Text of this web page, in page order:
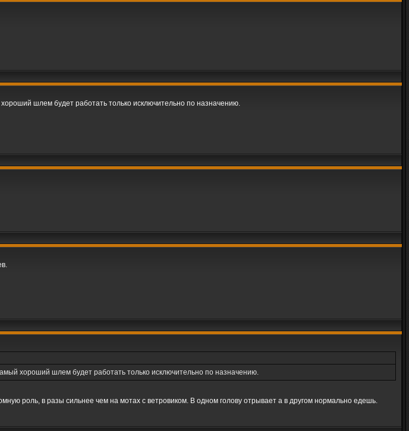
шлем будет работать только исключительно по назначению.
хороший шлем будет работать только исключительно по назначению.
роль, в разы сильнее чем на мотах с ветровиком. В одном голову отрывает а в другом нормально едешь.